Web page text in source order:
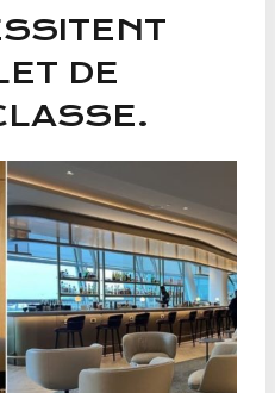
DE